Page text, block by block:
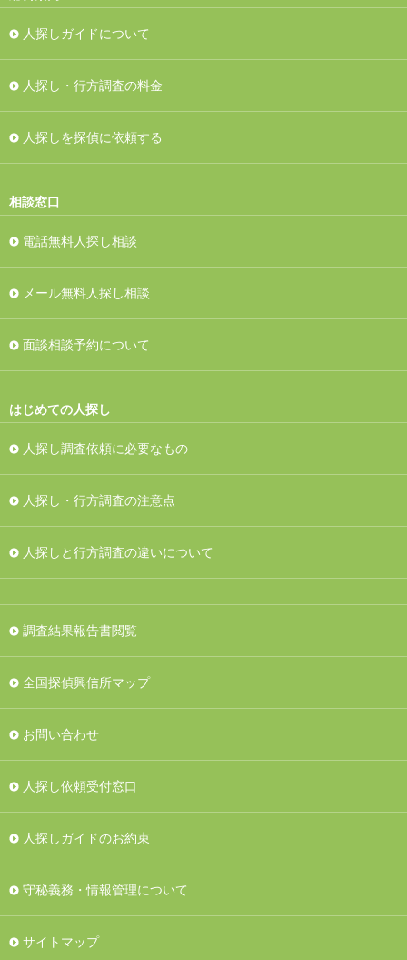
人探しガイドについて
人探し・行方調査の料金
人探しを探偵に依頼する
相談窓口
電話無料人探し相談
メール無料人探し相談
面談相談予約について
はじめての人探し
人探し調査依頼に必要なもの
人探し・行方調査の注意点
人探しと行方調査の違いについて
調査結果報告書閲覧
全国探偵興信所マップ
お問い合わせ
人探し依頼受付窓口
人探しガイドのお約束
守秘義務・情報管理について
サイトマップ